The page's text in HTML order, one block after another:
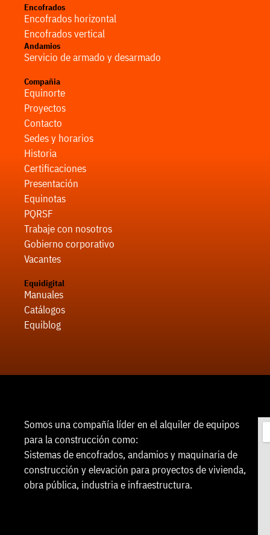
Encofrados
Encofrados horizontal
Encofrados vertical
Andamios
Servicio de armado y desarmado
Compañia
Equinorte
Proyectos
Contacto
Sedes y horarios
Historia
Certificaciones
Presentación
Equinotas
PQRSF
Trabaje con nosotros
Gobierno corporativo
Vacantes
Equidigital
Manuales
Catálogos
Equiblog
Somos una compañía líder en el alquiler de equipos
para la construcción como:
Sistemas de encofrados, andamios y maquinaria de
construcción y elevación para proyectos de vivienda,
obra pública, industria e infraestructura.